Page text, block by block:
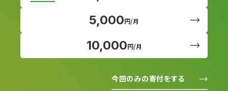
5,000円/月
10,000円/月
今回のみの寄付をする